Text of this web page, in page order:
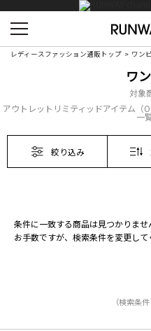
レディースファッション通販トップ ワン
ワ
対象
アウトレットリミティッドアイテム（
一
絞り込み
条件に一致する商品は見つかりませ
お手数ですが、検索条件を変更して
（検索条